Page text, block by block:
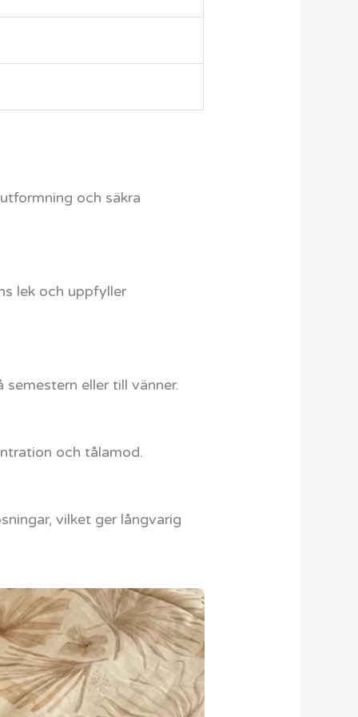
och säkra
lek och uppfyller
eller till vänner.
och tålamod.
vilket ger långvarig